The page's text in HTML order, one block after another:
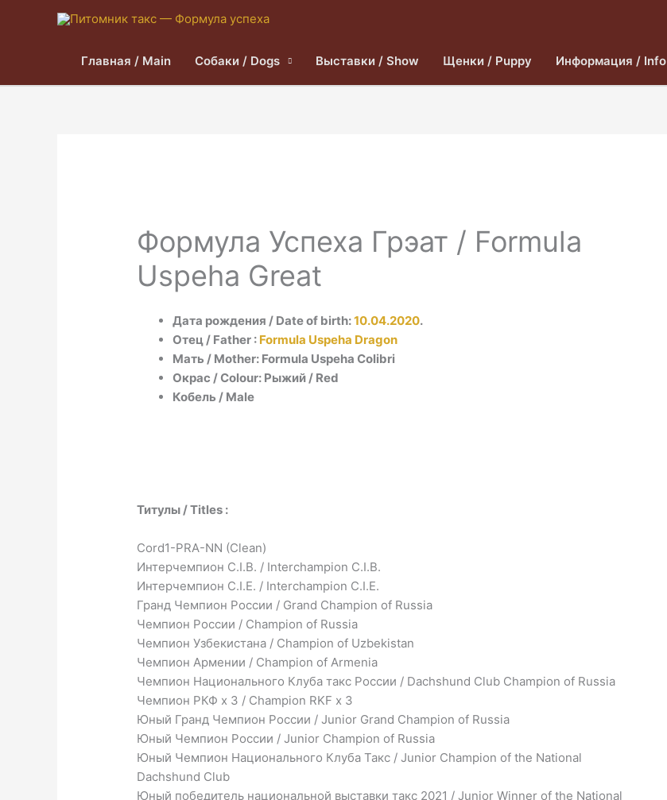
Главная / Main Собаки / Dogs Выставки / Show Щенки / Puppy Информация / Info
Формула Успеха Грэат / Formula
Uspeha Great
Дата рождения / Date of birth:10.04.2020.
Отец / Father : Formula Uspeha Dragon
Мать / Mother: Formula Uspeha Colibri
Окрас / Colour: Рыжий / Red
Кобель / Male
Титулы / Titles :
Cord1-PRA-NN (Clean)
Интерчемпион C.I.B. / Interchampion C.I.B.
Интерчемпион C.I.E. / Interchampion C.I.E.
Гранд Чемпион России / Grand Champion of Russia
Чемпион России / Champion of Russia
Чемпион Узбекистана / Champion of Uzbekistan
Чемпион Армении / Champion of Armenia
Чемпион Национального Клуба такс России / Dachshund Club Champion of Russia
Чемпион РКФ x 3 / Champion RKF x 3
Юный Гранд Чемпион России / Junior Grand Champion of Russia
Юный Чемпион России / Junior Champion of Russia
Юный Чемпион Национального Клуба Такс / Junior Champion of the National
Dachshund Club
Юный победитель национальной выставки такс 2021 / Junior Winner of the National